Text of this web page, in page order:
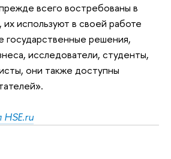
всего востребованы в
используют в своей работе
государственные решения,
исследователи, студенты,
они также доступны